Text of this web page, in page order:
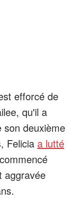
efforcé de
qu'il a
son deuxième
Felicia a lutté
aggravée